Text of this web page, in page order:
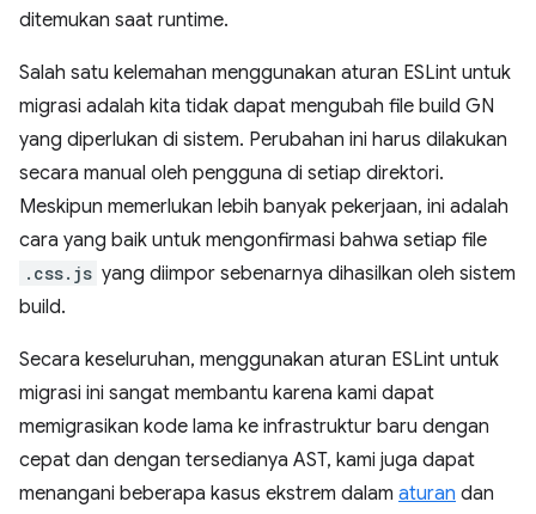
ditemukan saat runtime.
Salah satu kelemahan menggunakan aturan ESLint untuk
migrasi adalah kita tidak dapat mengubah file build GN
yang diperlukan di sistem. Perubahan ini harus dilakukan
secara manual oleh pengguna di setiap direktori.
Meskipun memerlukan lebih banyak pekerjaan, ini adalah
cara yang baik untuk mengonfirmasi bahwa setiap file
.css.js yang diimpor sebenarnya dihasilkan oleh sistem
build.
Secara keseluruhan, menggunakan aturan ESLint untuk
migrasi ini sangat membantu karena kami dapat
memigrasikan kode lama ke infrastruktur baru dengan
cepat dan dengan tersedianya AST, kami juga dapat
menangani beberapa kasus ekstrem dalam aturan dan